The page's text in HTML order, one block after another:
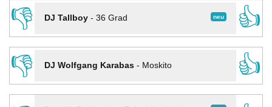
👎
neu
DJ Tallboy- 36 Grad
👍
👎
DJ Wolfgang Karabas- Moskito
👍